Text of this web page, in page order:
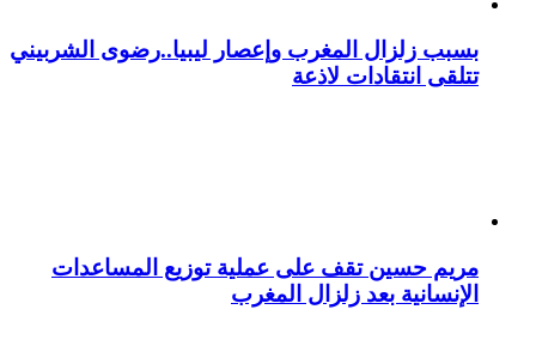
بسبب زلزال المغرب وإعصار ليبيا..رضوى الشربيني
تتلقى انتقادات لاذعة
مريم حسين تقف على عملية توزيع المساعدات
الإنسانية بعد زلزال المغرب